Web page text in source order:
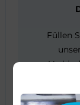
Füllen